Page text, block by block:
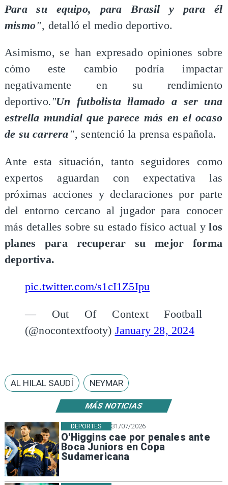
MÁS NOTICIAS
31/07/2026
O'Higgins cae por penales ante
Boca Juniors en Copa
Sudamericana
DEPORTES
Para su equipo, para Brasil y para él
mismo", detalló el medio deportivo.
Asimismo, se han expresado opiniones sobre
cómo este cambio podría impactar
negativamente en su rendimiento
deportivo."Un futbolista llamado a ser una
estrella mundial que parece más en el ocaso
de su carrera", sentenció la prensa española.
Ante esta situación, tanto seguidores como
expertos aguardan con expectativa las
próximas acciones y declaraciones por parte
del entorno cercano al jugador para conocer
más detalles sobre su estado físico actual ylos
planes para recuperar su mejor forma
deportiva.
pic.twitter.com/s1cI1Z5Ipu
— Out Of Context Football
(@nocontextfooty) January 28, 2024
AL HILAL SAUDÍ NEYMAR